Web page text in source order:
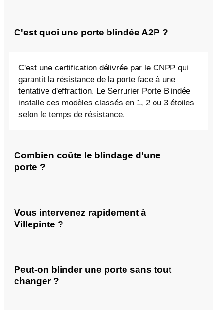
C'est quoi une porte blindée A2P ?
C'est une certification délivrée par le CNPP qui
garantit la résistance de la porte face à une
tentative d'effraction. Le Serrurier Porte Blindée
installe ces modèles classés en 1, 2 ou 3 étoiles
selon le temps de résistance.
Combien coûte le blindage d'une
porte ?
Vous intervenez rapidement à
Villepinte ?
Peut-on blinder une porte sans tout
changer ?